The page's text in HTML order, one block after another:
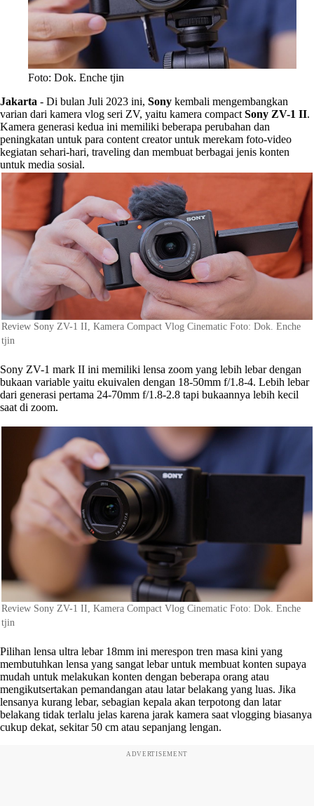
Foto: Dok. Enche tjin
Jakarta - Di bulan Juli 2023 ini, Sony kembali mengembangkan
varian dari kamera vlog seri ZV, yaitu kamera compact Sony ZV-1 II.
Kamera generasi kedua ini memiliki beberapa perubahan dan
peningkatan untuk para content creator untuk merekam foto-video
kegiatan sehari-hari, traveling dan membuat berbagai jenis konten
untuk media sosial.
Review Sony ZV-1 II, Kamera Compact Vlog Cinematic Foto: Dok. Enche
tjin
Sony ZV-1 mark II ini memiliki lensa zoom yang lebih lebar dengan
bukaan variable yaitu ekuivalen dengan 18-50mm f/1.8-4. Lebih lebar
dari generasi pertama 24-70mm f/1.8-2.8 tapi bukaannya lebih kecil
saat di zoom.
Review Sony ZV-1 II, Kamera Compact Vlog Cinematic Foto: Dok. Enche
tjin
Pilihan lensa ultra lebar 18mm ini merespon tren masa kini yang
membutuhkan lensa yang sangat lebar untuk membuat konten supaya
mudah untuk melakukan konten dengan beberapa orang atau
mengikutsertakan pemandangan atau latar belakang yang luas. Jika
lensanya kurang lebar, sebagian kepala akan terpotong dan latar
belakang tidak terlalu jelas karena jarak kamera saat vlogging biasanya
cukup dekat, sekitar 50 cm atau sepanjang lengan.
ADVERTISEMENT